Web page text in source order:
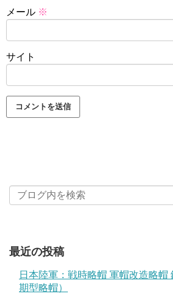
メール ※
サイト
最近の投稿
日本陸軍：戦時略帽 軍帽改造略帽
期型略帽）